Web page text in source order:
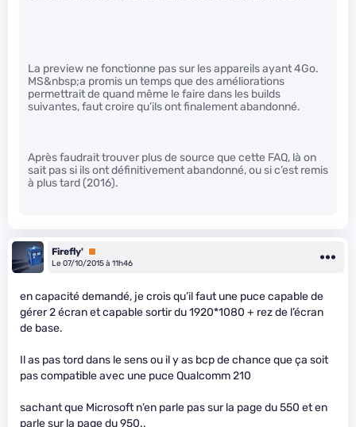
La preview ne fonctionne pas sur les appareils ayant 4Go.
MS&nbsp;a promis un temps que des améliorations
permettrait de quand même le faire dans les builds
suivantes, faut croire qu’ils ont finalement abandonné.
Après faudrait trouver plus de source que cette FAQ, là on
sait pas si ils ont définitivement abandonné, ou si c’est remis
à plus tard (2016).
Firefly' Premium
Le 07/10/2015 à 11h46
en capacité demandé, je crois qu’il faut une puce capable de
gérer 2 écran et capable sortir du 1920*1080 + rez de l’écran
de base.
Il as pas tord dans le sens ou il y as bcp de chance que ça soit
pas compatible avec une puce Qualcomm 210
sachant que Microsoft n’en parle pas sur la page du 550 et en
parle sur la page du 950..